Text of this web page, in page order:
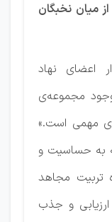
از میان نخبگان
اعضای نهاد
مجموعه‌ی
مهمی است.»
به حساسیت و
تربیت مجاهد
و جذب